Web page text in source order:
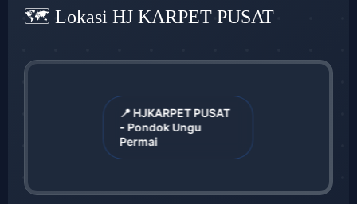
🗺️ Lokasi HJ KARPET PUSAT
📍 HJKARPET PUSAT
- Pondok Ungu
Permai